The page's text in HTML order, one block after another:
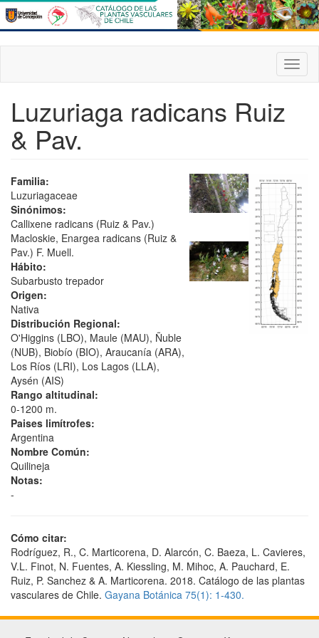
Pasar
al
contenido
principal
Luzuriaga radicans Ruiz
& Pav.
Familia:
Luzuriagaceae
Sinónimos:
Callixene radicans (Ruiz & Pav.)
Macloskie, Enargea radicans (Ruiz &
Pav.) F. Muell.
Hábito:
Subarbusto trepador
Origen:
Nativa
Distribución Regional:
O'Higgins (LBO), Maule (MAU), Ñuble
(NUB), Biobío (BIO), Araucanía (ARA),
Los Ríos (LRI), Los Lagos (LLA),
Aysén (AIS)
Rango altitudinal:
0-1200 m.
Paises limítrofes:
Argentina
Nombre Común:
Quilineja
Notas:
-
Cómo citar:
Rodríguez, R., C. Marticorena, D. Alarcón, C. Baeza, L. Cavieres,
V.L. Finot, N. Fuentes, A. Kiessling, M. Mihoc, A. Pauchard, E.
Ruiz, P. Sanchez & A. Marticorena. 2018. Catálogo de las plantas
vasculares de Chile. Gayana Botánica 75(1): 1-430.